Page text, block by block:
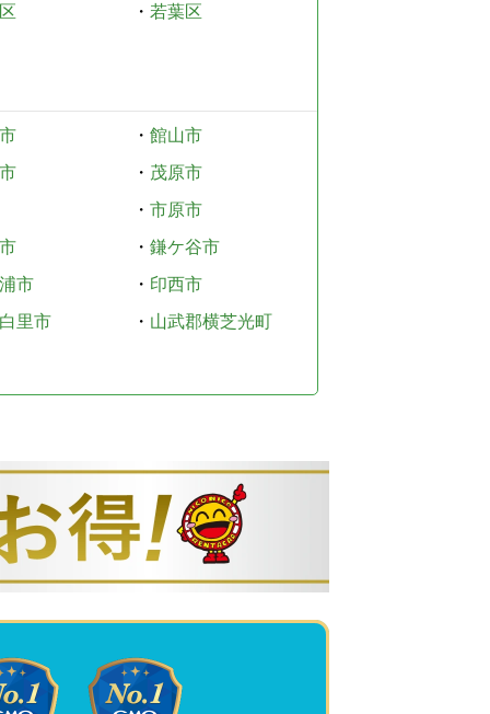
・ 若葉区
・ 館山市
・ 茂原市
・ 市原市
・ 鎌ケ谷市
市
・ 印西市
里市
・ 山武郡横芝光町